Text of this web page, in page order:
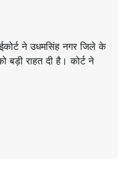
ने उधमसिंह नगर जिले के
बड़ी राहत दी है। कोर्ट ने